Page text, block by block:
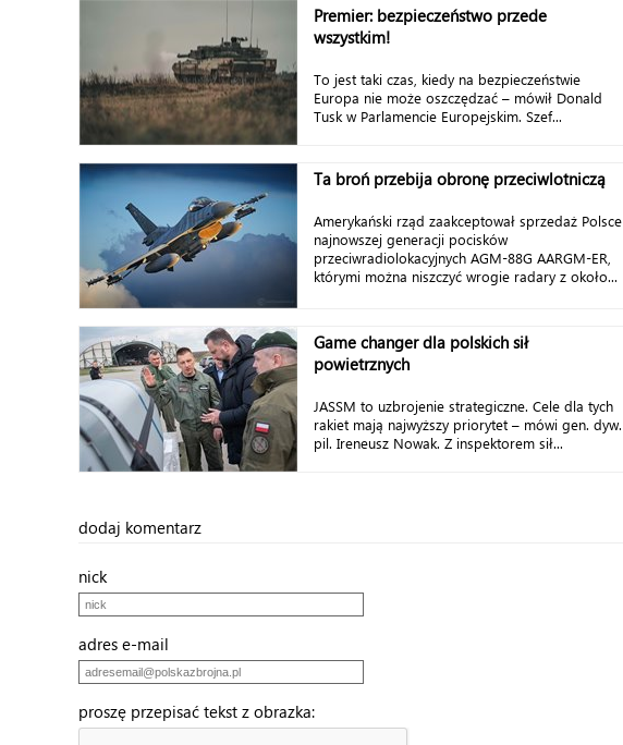
Premier: bezpieczeństwo przede
wszystkim!
To jest taki czas, kiedy na bezpieczeństwie
Europa nie może oszczędzać – mówił Donald
Tusk w Parlamencie Europejskim. Szef...
Ta broń przebija obronę przeciwlotniczą
Amerykański rząd zaakceptował sprzedaż Polsce
najnowszej generacji pocisków
przeciwradiolokacyjnych AGM-88G AARGM-ER,
którymi można niszczyć wrogie radary z około...
Game changer dla polskich sił
powietrznych
JASSM to uzbrojenie strategiczne. Cele dla tych
rakiet mają najwyższy priorytet – mówi gen. dyw.
pil. Ireneusz Nowak. Z inspektorem sił...
dodaj komentarz
nick
adres e-mail
proszę przepisać tekst z obrazka: